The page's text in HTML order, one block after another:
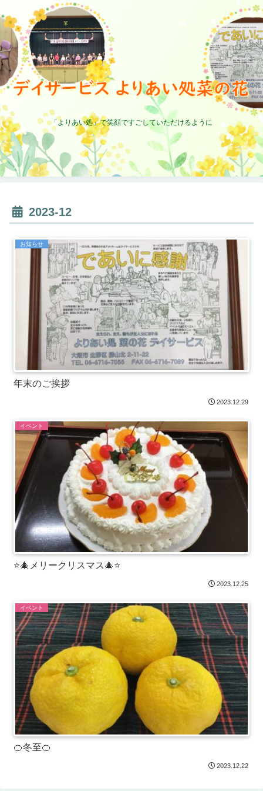
「よりあい処」で笑顔ですごしていただけるように
2023-12
お知らせ
年末のご挨拶
2023.12.29
イベント
⭐️🎄メリークリスマス🎄⭐️
2023.12.25
イベント
🍊冬至🍊
2023.12.22